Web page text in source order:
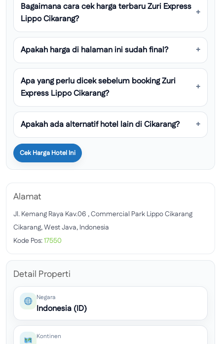
Bagaimana cara cek harga terbaru Zuri Express
Lippo Cikarang?
Apakah harga di halaman ini sudah final?
Apa yang perlu dicek sebelum booking Zuri
Express Lippo Cikarang?
Apakah ada alternatif hotel lain di Cikarang?
Cek Harga Hotel Ini
Alamat
Jl. Kemang Raya Kav.06 , Commercial Park Lippo Cikarang
Cikarang, West Java, Indonesia
Kode Pos:17550
Detail Properti
Negara
Indonesia (ID)
Kontinen